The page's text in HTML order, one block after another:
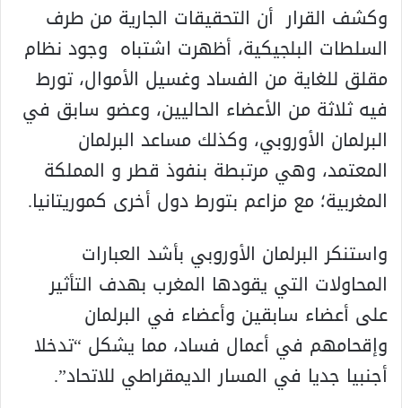
وكشف القرار أن التحقيقات الجارية من طرف
السلطات البلجيكية، أظهرت اشتباه وجود نظام
مقلق للغاية من الفساد وغسيل الأموال، تورط
فيه ثلاثة من الأعضاء الحاليين، وعضو سابق في
البرلمان الأوروبي، وكذلك مساعد البرلمان
المعتمد، وهي مرتبطة بنفوذ قطر و المملكة
المغربية؛ مع مزاعم بتورط دول أخرى كموريتانيا.
واستنكر البرلمان الأوروبي بأشد العبارات
المحاولات التي يقودها المغرب بهدف التأثير
على أعضاء سابقين وأعضاء في البرلمان
وإقحامهم في أعمال فساد، مما يشكل “تدخلا
أجنبيا جديا في المسار الديمقراطي للاتحاد”.